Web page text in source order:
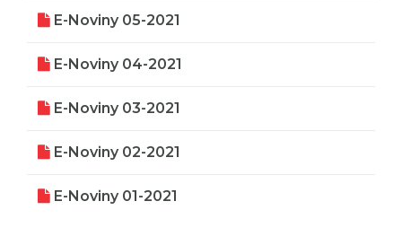
E-Noviny 05-2021
E-Noviny 04-2021
E-Noviny 03-2021
E-Noviny 02-2021
E-Noviny 01-2021